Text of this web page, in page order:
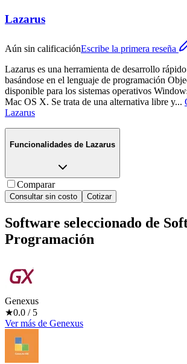
Lazarus
Aún sin calificaciónEscribe la primera reseña
Lazarus es una herramienta de desarrollo
basándose en el lenguaje de programación
disponible para los sistemas operativos
Mac OS X. Se trata de una alternativa libre y...
Lazarus
Funcionalidades de Lazarus
Comparar
Consultar sin costo Cotizar
Software seleccionado de
Programación
Genexus
★0.0 / 5
Ver más de Genexus